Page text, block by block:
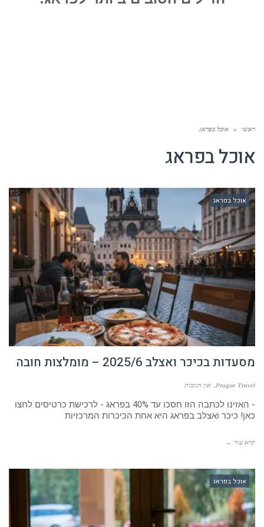
ראשי » אוכל בפראג
אוכל בפראג
אוכל בפראג
מסעדות בכיכר ואצלב 2025/6 – מומלצות חובה
Prague Travel אין תגובות
- האזינו לכתבה הזו חסכו עד 40% בפראג - לרכישת כרטיסים לחצו
כאן! כיכר ואצלב בפראג היא אחת הכיכרות המרכזיות
קרא עוד ←
אוכל בפראג